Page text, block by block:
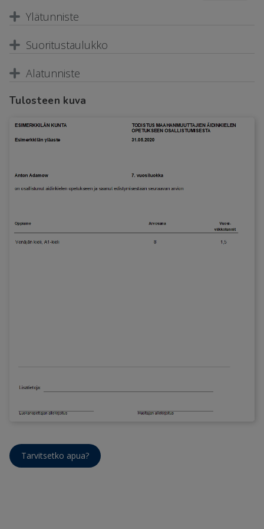
Ylätunniste
Suoritustaulukko
Alatunniste
Tulosteen kuva
Tarvitsetko apua?